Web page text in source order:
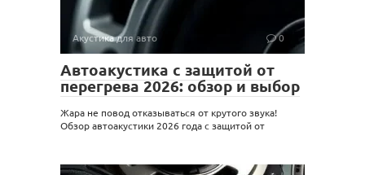
Акустика для авто 0
Автоакустика с защитой от
перегрева 2026: обзор и выбор
Жара не повод отказываться от крутого звука!
Обзор автоакустики 2026 года с защитой от